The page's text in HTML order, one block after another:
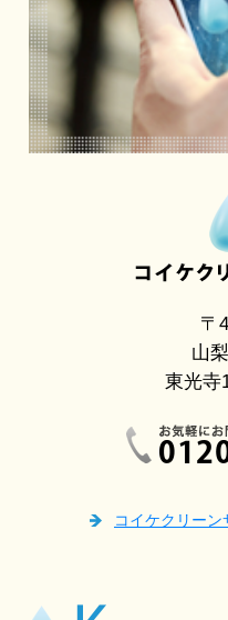
〒
山
東光寺
コイケクリー